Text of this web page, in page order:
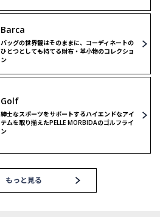
Barca
バッグの世界観はそのままに、コーディネートの
ひとつとしても持てる財布・革小物のコレクショ
ン
Golf
紳士なスポーツをサポートするハイエンドなアイ
テムを取り揃えたPELLE MORBIDAのゴルフライ
ン
もっと見る